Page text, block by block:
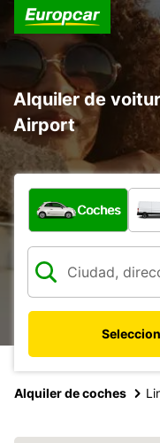
Alquiler de
Airport
¿Qué tipo de
Coches
Alquiler de coches